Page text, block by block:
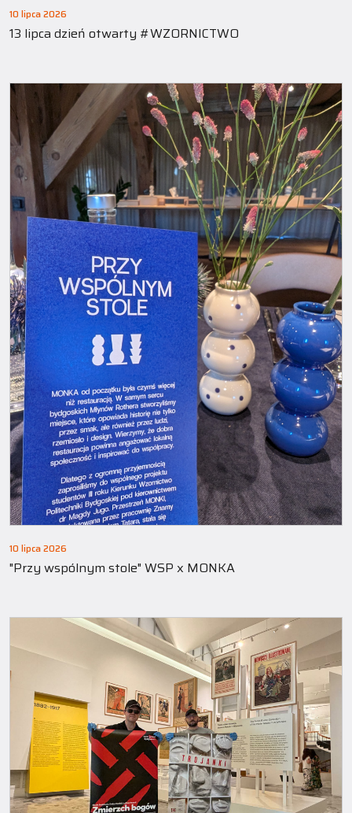
10 lipca 2026
13 lipca dzień otwarty #WZORNICTWO
10 lipca 2026
"Przy wspólnym stole" WSP x MONKA